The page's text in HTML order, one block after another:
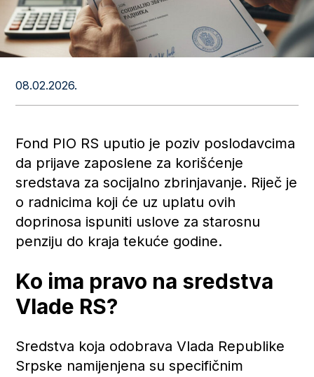
08.02.2026.
Fond PIO RS uputio je poziv poslodavcima
da prijave zaposlene za korišćenje
sredstava za socijalno zbrinjavanje. Riječ je
o radnicima koji će uz uplatu ovih
doprinosa ispuniti uslove za starosnu
penziju do kraja tekuće godine.
Ko ima pravo na sredstva
Vlade RS?
Sredstva koja odobrava Vlada Republike
Srpske namijenjena su specifičnim